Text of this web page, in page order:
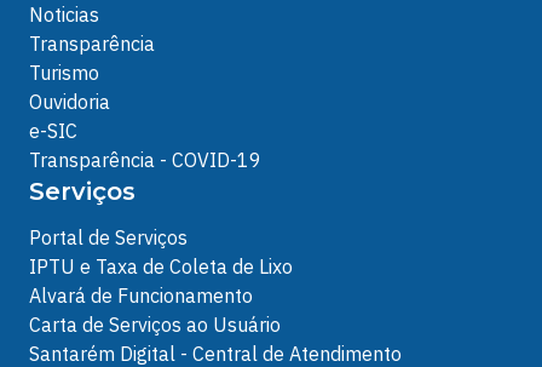
Noticias
Transparência
Turismo
Ouvidoria
e-SIC
Transparência - COVID-19
Serviços
Portal de Serviços
IPTU e Taxa de Coleta de Lixo
Alvará de Funcionamento
Carta de Serviços ao Usuário
Santarém Digital - Central de Atendimento